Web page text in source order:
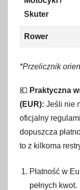
Skuter
Rower
*Przelicznik
💶 Praktyczna
(EUR): Jeśli nie
oficjalny
dopuszcza
to z kilkoma
Płatność w
pełnych kwot.